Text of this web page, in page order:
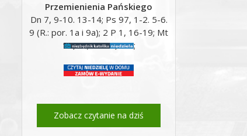
Przemienienia Pańskiego
Dn 7, 9-10. 13-14; Ps 97, 1-2. 5-6.
9 (R.: por. 1a i 9a); 2 P 1, 16-19; Mt
17, 5c; Mt 17, 1-9;
Zobacz czytanie na dziś